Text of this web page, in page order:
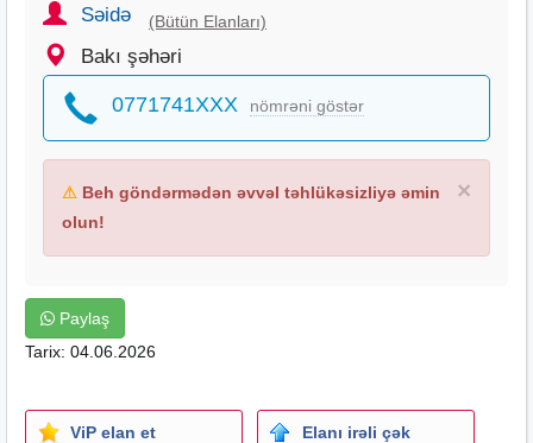
Səidə (Bütün Elanları)
Bakı şəhəri
0771741XXX nömrəni göstər
×
⚠ Beh göndərmədən əvvəl təhlükəsizliyə əmin
olun!
Paylaş
Tarix: 04.06.2026
ViP elan et Elanı irəli çək